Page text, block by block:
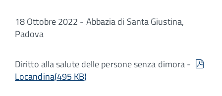
18 Ottobre 2022 - Abbazia di Santa Giustina,
Padova
Diritto alla salute delle persone senza dimora -
pdf
Locandina(495 KB)